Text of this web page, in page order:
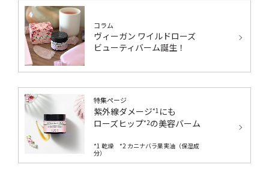
コラム
ヴィーガン ワイルドローズ
ビューティバーム誕生！
特集ページ
紫外線ダメージ*1 にも
ローズヒップ*2の美容バーム
*1 乾燥 *2 カニナバラ果実油（保湿成
分）